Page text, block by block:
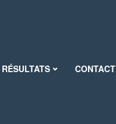
CONTACT